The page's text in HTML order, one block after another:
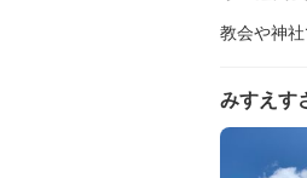
教会や神
みすえす